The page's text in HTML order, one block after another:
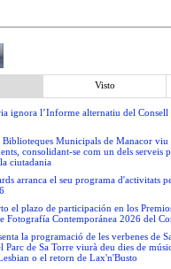
Visto
ignora l’Informe alternatiu del Consell
Municipals de Manacor viu
consolidant-se com un dels serveis
ciutadania
arranca el seu programa d'activitats
el plazo de participación en los
Fotografía Contemporánea 2026 del
la programació de les verbenes de
Parc de Sa Torre viurà deu dies de
o el retorn de Lax'n'Busto